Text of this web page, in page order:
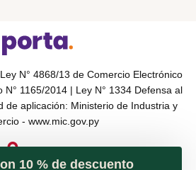
N° 4868/13 de Comercio Electrónico
1165/2014 | Ley N° 1334 Defensa al
de aplicación: Ministerio de Industria y
- www.mic.gov.py
10 % de descuento